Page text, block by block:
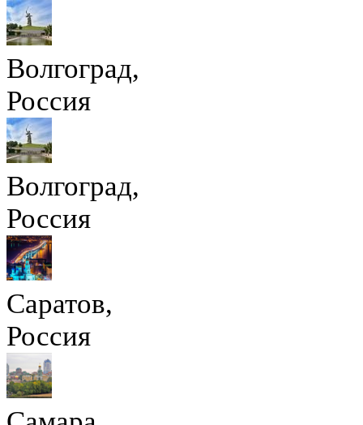
Волгоград,
Россия
Волгоград,
Россия
Саратов,
Россия